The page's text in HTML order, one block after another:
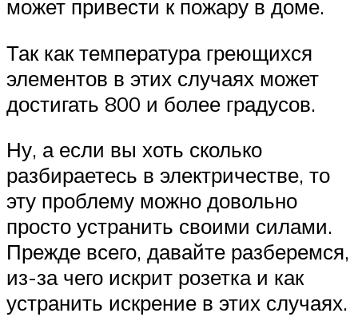
может привести к пожару в доме.
Так как температура греющихся
элементов в этих случаях может
достигать 800 и более градусов.
Ну, а если вы хоть сколько
разбираетесь в электричестве, то
эту проблему можно довольно
просто устранить своими силами.
Прежде всего, давайте разберемся,
из-за чего искрит розетка и как
устранить искрение в этих случаях.